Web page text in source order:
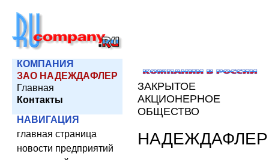
КОМПАНИЯ
ЗАО НАДЕЖДАФЛЕР
Главная
Контакты
НАВИГАЦИЯ
главная страница
новости предприятий
ЗАКРЫТОЕ
АКЦИОНЕРНОЕ
ОБЩЕСТВО
НАДЕЖДАФЛЕР